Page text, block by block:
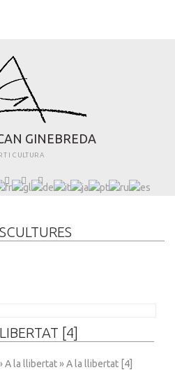
AN GIN EBREDA
I CULTURA
[4]
A la llibertat» A la llibertat [4]